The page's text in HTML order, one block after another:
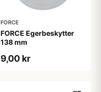
FORCE
FORCE Egerbeskytter
138 mm
9,00 kr